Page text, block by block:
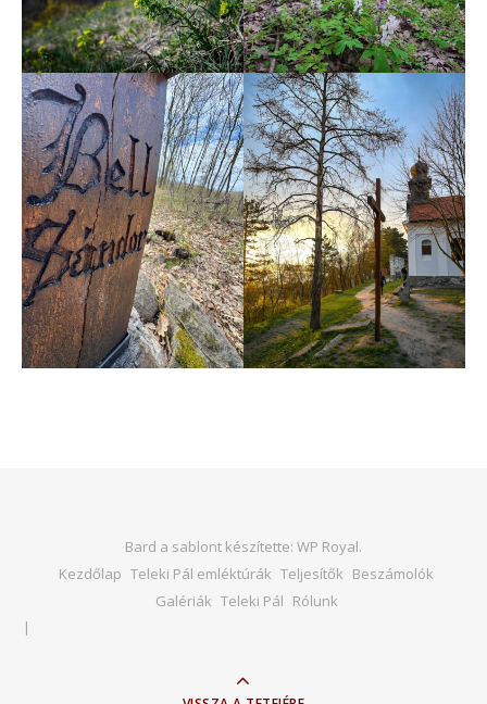
Bard a sablont készítette: WP Royal.
Kezdőlap Teleki Pál emléktúrák Teljesítők Beszámolók
Galériák Teleki Pál Rólunk